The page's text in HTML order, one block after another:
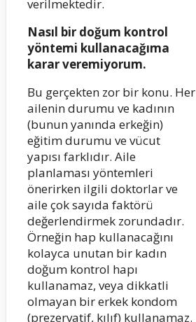
verilmektedir.
Nasıl bir doğum kontrol
yöntemi kullanacağıma
karar veremiyorum.
Bu gerçekten zor bir konu. Her
ailenin durumu ve kadının
(bunun yanında erkeğin)
eğitim durumu ve vücut
yapısı farklıdır. Aile
planlaması yöntemleri
önerirken ilgili doktorlar ve
aile çok sayıda faktörü
değerlendirmek zorundadır.
Örneğin hap kullanacağını
kolayca unutan bir kadın
doğum kontrol hapı
kullanamaz, veya dikkatli
olmayan bir erkek kondom
(prezervatif, kılıf) kullanamaz.